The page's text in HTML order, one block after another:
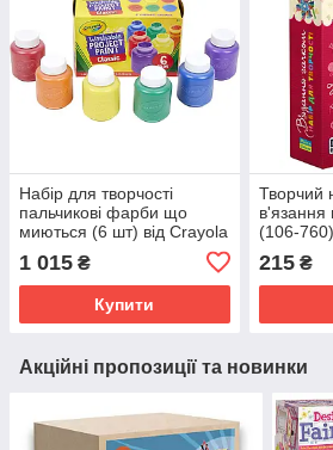
Набір для творчості
пальчикові фарби що
миються (6 шт) від Crayola
1 015 ₴
Купити
Творчий
в'язання
(106-760)
215₴
Акційні пропозиції та новинки